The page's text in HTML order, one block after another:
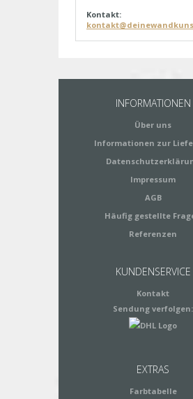
Kontakt:
INFORMATIONEN
Über uns
Informationen zur
Impressum
AGB
Häufig gestellte
Referenzen
KUNDENSERVICE
Kontakt
Sendung verfolgen:
EXTRAS
Farbtabelle